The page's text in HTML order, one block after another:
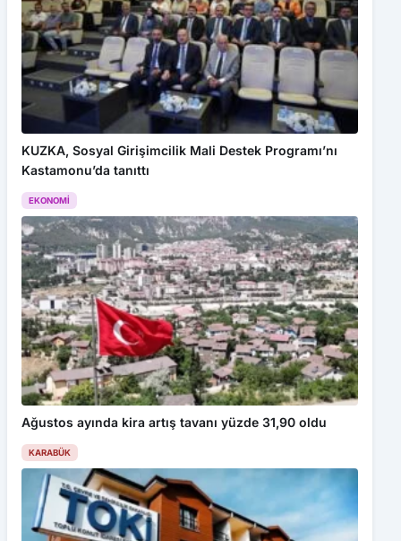
KUZKA, Sosyal Girişimcilik Mali Destek Programı’nı
Kastamonu’da tanıttı
EKONOMI
Ağustos ayında kira artış tavanı yüzde 31,90 oldu
KARABÜK